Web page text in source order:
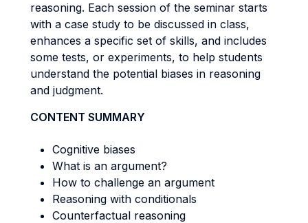
reasoning. Each session of the seminar starts
with a case study to be discussed in class,
enhances a specific set of skills, and includes
some tests, or experiments, to help students
understand the potential biases in reasoning
and judgment.
CONTENT SUMMARY
Cognitive biases
What is an argument?
How to challenge an argument
Reasoning with conditionals
Counterfactual reasoning